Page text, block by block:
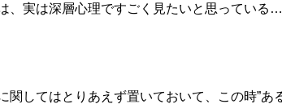
、実は深層心理ですごく見たいと思っている…
関してはとりあえず置いておいて、この時”あ